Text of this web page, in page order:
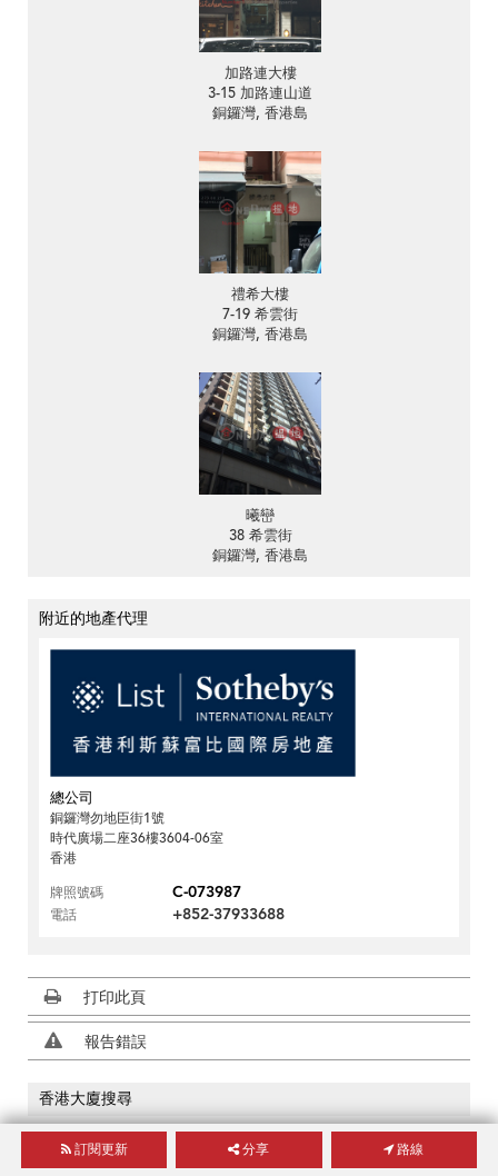
加路連大樓
3-15 加路連山道
銅鑼灣, 香港島
禮希大樓
7-19 希雲街
銅鑼灣, 香港島
曦巒
38 希雲街
銅鑼灣, 香港島
附近的地產代理
總公司
銅鑼灣勿地臣街1號
時代廣場二座36樓3604-06室
香港
牌照號碼
C-073987
電話 +852-37933688
打印此頁
報告錯誤
香港大廈搜尋
訂閱更新 分享 路線